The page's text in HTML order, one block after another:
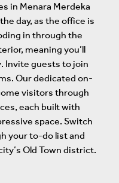
in Menara Merdeka
day, as the office is
in through the
meaning you’ll
Invite guests to join
Our dedicated on-
visitors through
each built with
space. Switch
your to-do list and
Old Town district.